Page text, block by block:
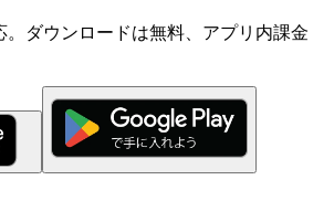
。ダウンロードは無料、アプリ内課金